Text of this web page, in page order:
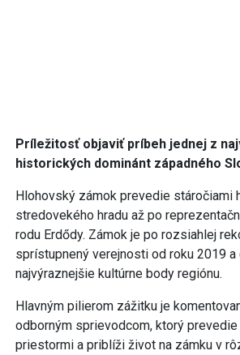
Príležitosť objaviť príbeh jednej z
historických dominánt západného
Hlohovský zámok prevedie stáročiami
stredovekého hradu až po
rodu Erdődy. Zámok je po rozsiahlej
sprístupnený verejnosti od roku 2019
najvýraznejšie kultúrne body regiónu.
Hlavným pilierom zážitku je
odborným sprievodcom, ktorý
priestormi a priblíži život na zámku v